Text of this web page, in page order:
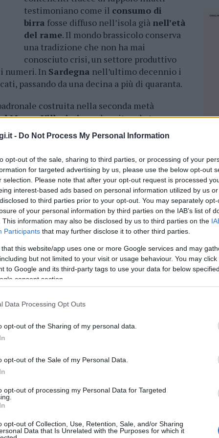
- Do Not Process My Personal Information
opt-out of the sale, sharing to third parties, or processing of your
for targeted advertising by us, please use the below opt-out
selection. Please note that after your opt-out request is processed
interest-based ads based on personal information utilized by us
to third parties prior to your opt-out. You may separately
of your personal information by third parties on the IAB’s list of
This information may also be disclosed by us to third parties on the
Participants that may further disclose it to other third parties.
that this website/app uses one or more Google services and may
but not limited to your visit or usage behaviour. You may
to Google and its third-party tags to use your data for below
consent section.
Data Processing Opt Outs
opt-out of the Sharing of my personal data.
opt-out of the Sale of my Personal Data.
opt-out of processing my Personal Data for Targeted
opt-out of Collection, Use, Retention, Sale, and/or Sharing
Data that Is Unrelated with the Purposes for which it
testimoniano come il consumo di
birra fosse diffuso nell’isola già nell’età
del rame. Il mondo brassicolo conserva
una tradizione che non ha mai
conosciuto crisi, un settore produttivo
numeri. In Sardegna nell’ultimo decennio i
passando da una decina a più di quaranta.
costruita nella seconda metà
MareaVillasimius, ad ospitare la terza
da Luppoli
, la mostra itinerante dedicata
Sardegna. Dal 4 all’8 settembre dalle 18
della mostra: un percorso che
mondo e concentrandosi poi sulla sua storia
con foto, grafici e testi, conduce il
si terrà una degustazione guidata, che avrà
sardo.Lunedì 4sarà la serata del
casa il mastro birraio
Pino Dessì e Francesco Alborghetti,
delle birre diShardana.Mercoledì 6sarà la
il produttoreFabio Ledda.Giovedì
Italiana SommelierSimona Gulliguiderà
. Chiuderà la mostra l’
che accompagnerà i visitatori a conoscere
turistica e importante vetrina delle
dall’Associazione Welcome Wine
Sardegna
alle degustazioni è